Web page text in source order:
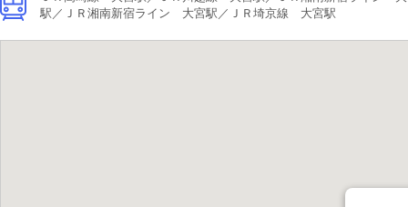
駅／ＪＲ湘南新宿ライン 大宮駅／ＪＲ埼京線 大宮駅